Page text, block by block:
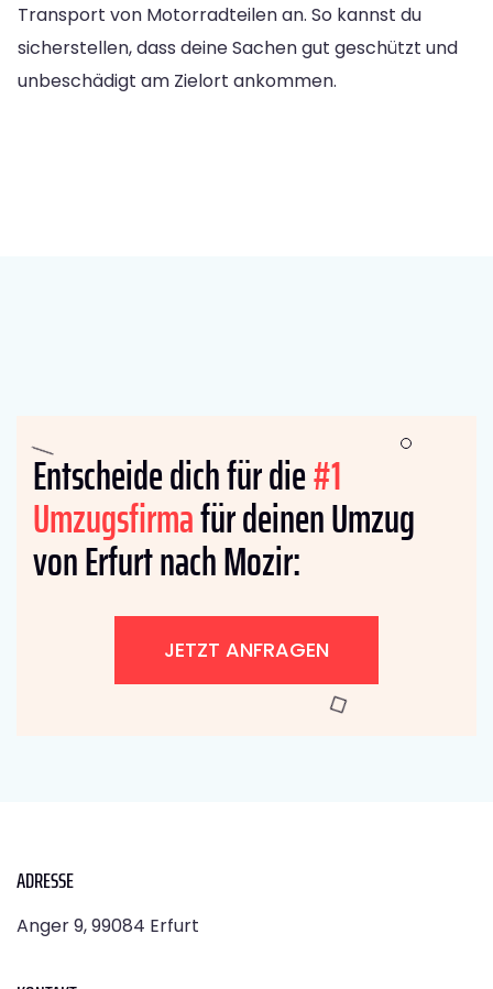
Transport von Motorradteilen an. So kannst du
sicherstellen, dass deine Sachen gut geschützt und
unbeschädigt am Zielort ankommen.
Entscheide dich für die#1
Umzugsfirmafür deinen Umzug
von Erfurt nach Mozir:
JETZT ANFRAGEN
ADRESSE
Anger 9, 99084 Erfurt